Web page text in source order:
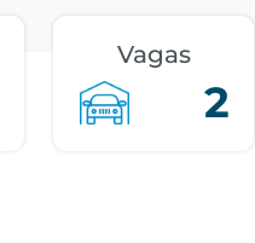
Vagas
2